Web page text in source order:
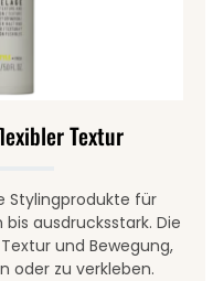
Textur
Stylingprodukte für
ausdrucksstark. Die
und Bewegung,
oder zu verkleben.